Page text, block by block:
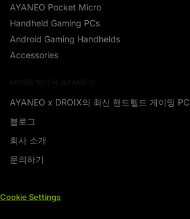
AYANEO Pocket Micro
Handheld Gaming PCs
Android Gaming Handhelds
Accessories
AYANEO x DROIX의 최신 핸드헬드 게이밍 PC
블로그
회사 소개
문의하기
Cookie Settings